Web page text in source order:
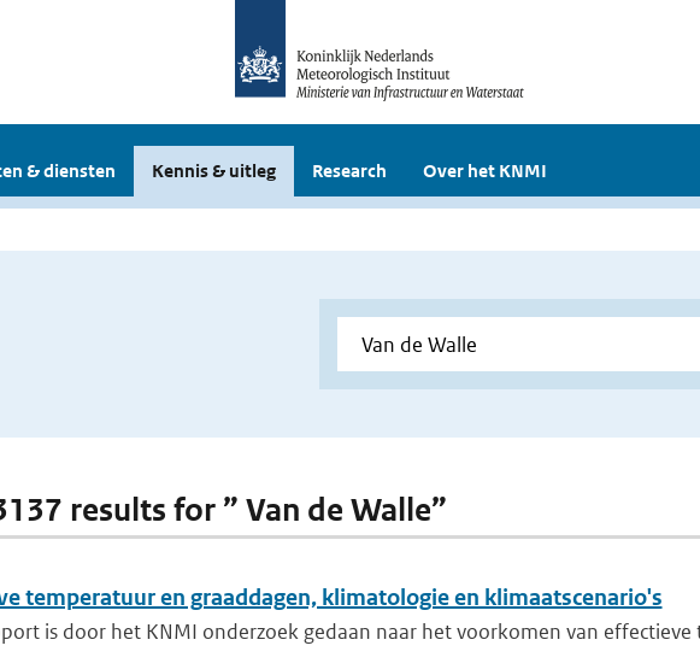
& diensten Kennis & uitleg Research Over het KNMI
results for ” Van de Walle”
temperatuur en graaddagen, klimatologie en klimaatscenario's
is door het KNMI onderzoek gedaan naar het voorkomen van effectieve